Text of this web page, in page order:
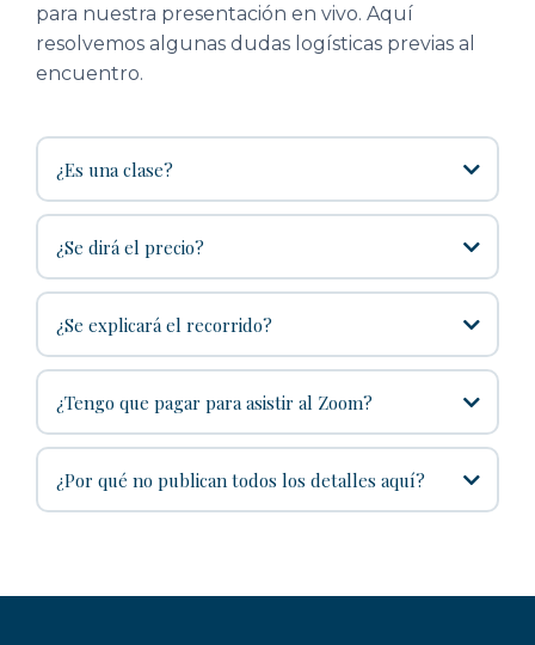
para nuestra presentación en vivo. Aquí
resolvemos algunas dudas logísticas previas al
encuentro.
¿Es una clase?
¿Se dirá el precio?
¿Se explicará el recorrido?
¿Tengo que pagar para asistir al Zoom?
¿Por qué no publican todos los detalles aquí?